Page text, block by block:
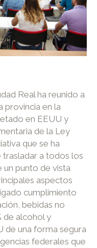
Real ha reunido a
provincia en la
en EEUU y
de la Ley
que se ha
a todos los
un punto de vista
aspectos
cumplimiento
bebidas no
de alcohol y
de una forma segura
federales que